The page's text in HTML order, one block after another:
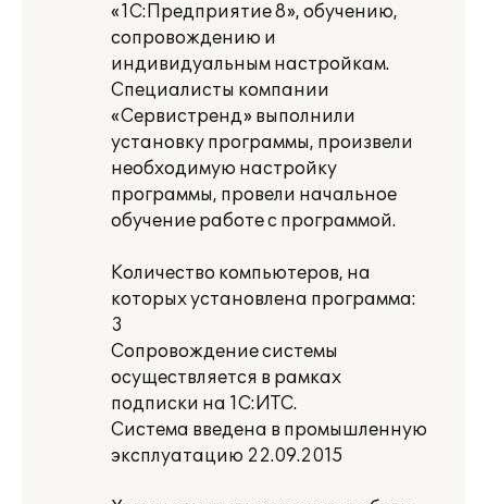
«1С:Предприятие 8», обучению,
сопровождению и
индивидуальным настройкам.
Специалисты компании
«Сервистренд» выполнили
установку программы, произвели
необходимую настройку
программы, провели начальное
обучение работе с программой.
Количество компьютеров, на
которых установлена программа:
3
Сопровождение системы
осуществляется в рамках
подписки на 1С:ИТС.
Система введена в промышленную
эксплуатацию 22.09.2015